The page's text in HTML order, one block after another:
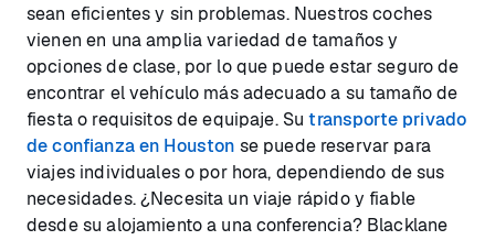
sean eficientes y sin problemas. Nuestros coches
vienen en una amplia variedad de tamaños y
opciones de clase, por lo que puede estar seguro de
encontrar el vehículo más adecuado a su tamaño de
fiesta o requisitos de equipaje. Sutransporte privado
de confianza en Houston se puede reservar para
viajes individuales o por hora, dependiendo de sus
necesidades. ¿Necesita un viaje rápido y fiable
desde su alojamiento a una conferencia? Blacklane